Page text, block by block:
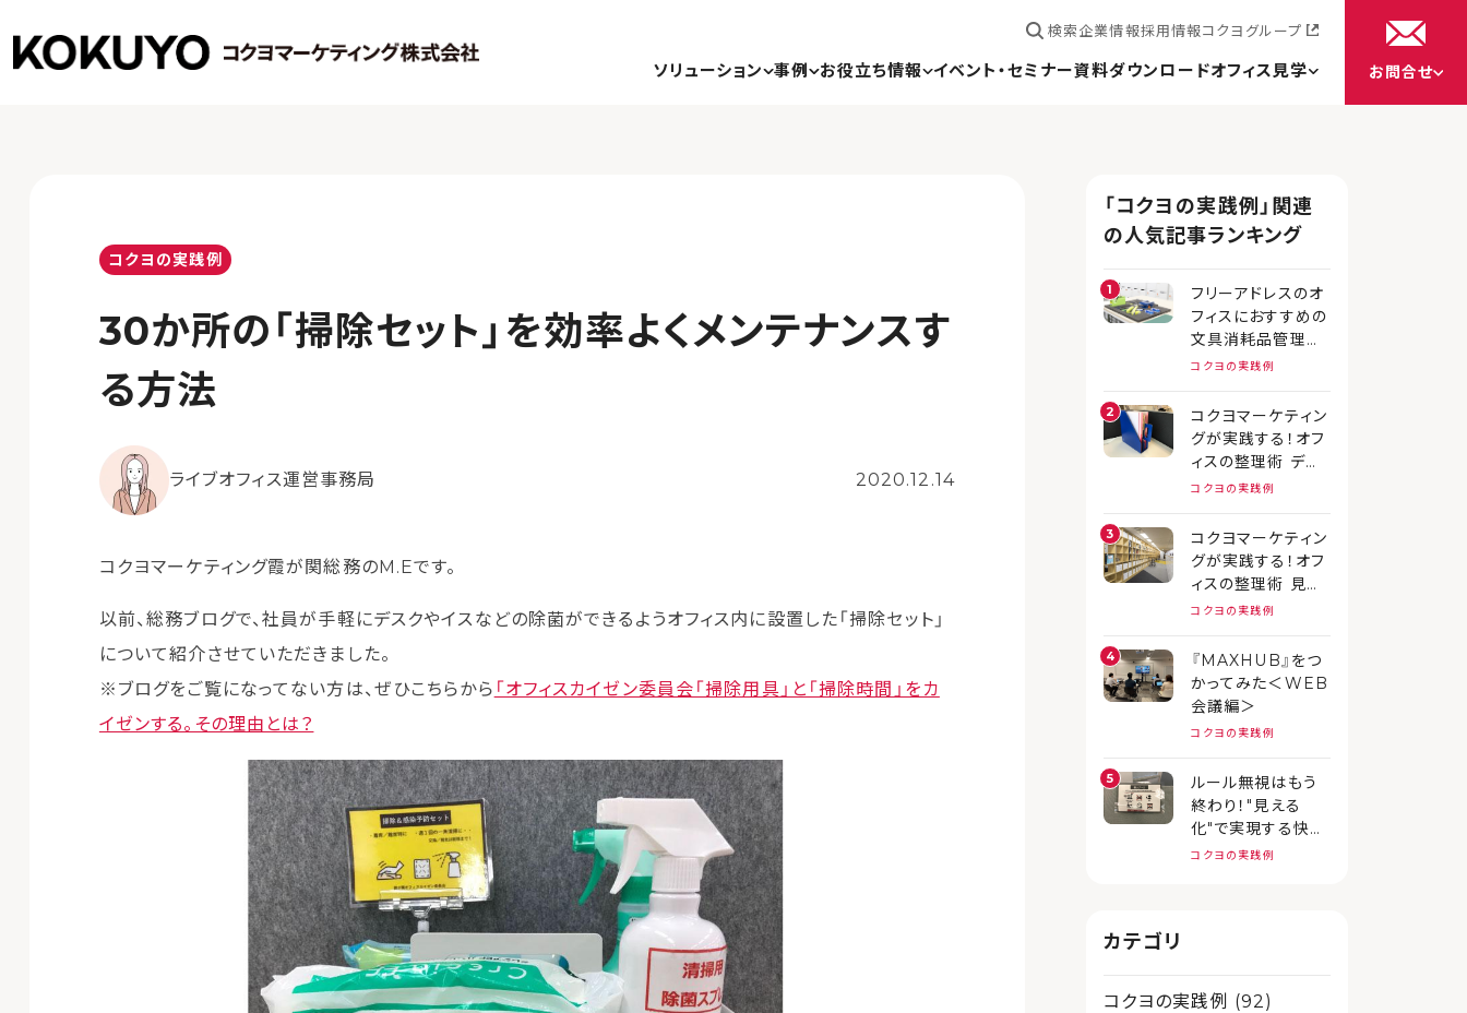
ソリューション 事例 お役立ち情報 イベント・セミナー資料ダウンロードオフィス見学
検索企業情報採用情報コクヨグループ
お問合せ
コクヨの実践例
30か所の「掃除セット」を効率よくメンテナンスす
る方法
ライブオフィス運営事務局 2020.12.14
コクヨマーケティング霞が関総務のM.Eです。
以前、総務ブログで、社員が手軽にデスクやイスなどの除菌ができるようオフィス内に設置した「掃除セット」
について紹介させていただきました。
※ブログをご覧になってない方は、ぜひこちらから 「オフィスカイゼン委員会「掃除用具」と「掃除時間」をカ
イゼンする。その理由とは？
「コクヨの実践例」関連
の人気記事ランキング
フリーアドレスのオ
フィスにおすすめの
文具消耗品管理方
法とは？
コクヨの実践例
コクヨマーケティン
グが実践する！オフ
ィスの整理術 デス
ク上の書類編
コクヨの実践例
コクヨマーケティン
グが実践する！オフ
ィスの整理術 見せ
る収納編
コクヨの実践例
『MAXHUB』をつ
かってみた＜WEB
会議編＞
コクヨの実践例
ルール無視はもう
終わり！"見える
化"で実現する快適
オフィスのつくり方
コクヨの実践例
カテゴリ
コクヨの実践例 (92)